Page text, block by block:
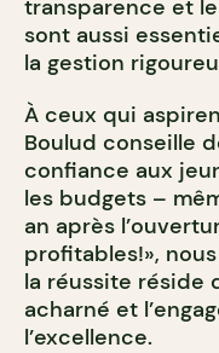
transparence et
sont aussi
la gestion
À ceux qui
Boulud conseille
confiance aux
les budgets –
an après
profitables!»,
la réussite réside
acharné et
l’excellence.